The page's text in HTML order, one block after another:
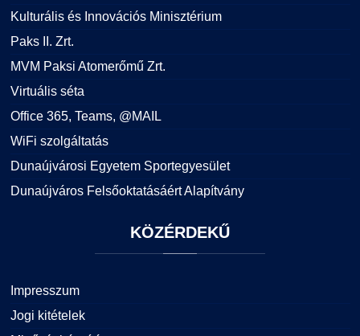
Kulturális és Innovációs Minisztérium
Paks II. Zrt.
MVM Paksi Atomerőmű Zrt.
Virtuális séta
Office 365, Teams, @MAIL
WiFi szolgáltatás
Dunaújvárosi Egyetem Sportegyesület
Dunaújváros Felsőoktatásáért Alapítvány
KÖZÉRDEKŰ
Impresszum
Jogi kitételek